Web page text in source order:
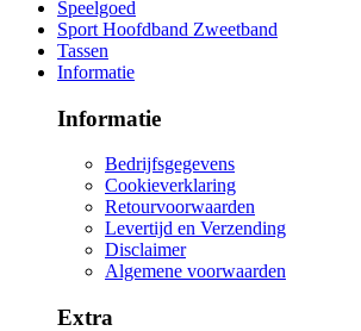
Speelgoed
Sport Hoofdband Zweetband
Tassen
Informatie
Informatie
Bedrijfsgegevens
Cookieverklaring
Retourvoorwaarden
Levertijd en Verzending
Disclaimer
Algemene voorwaarden
Extra